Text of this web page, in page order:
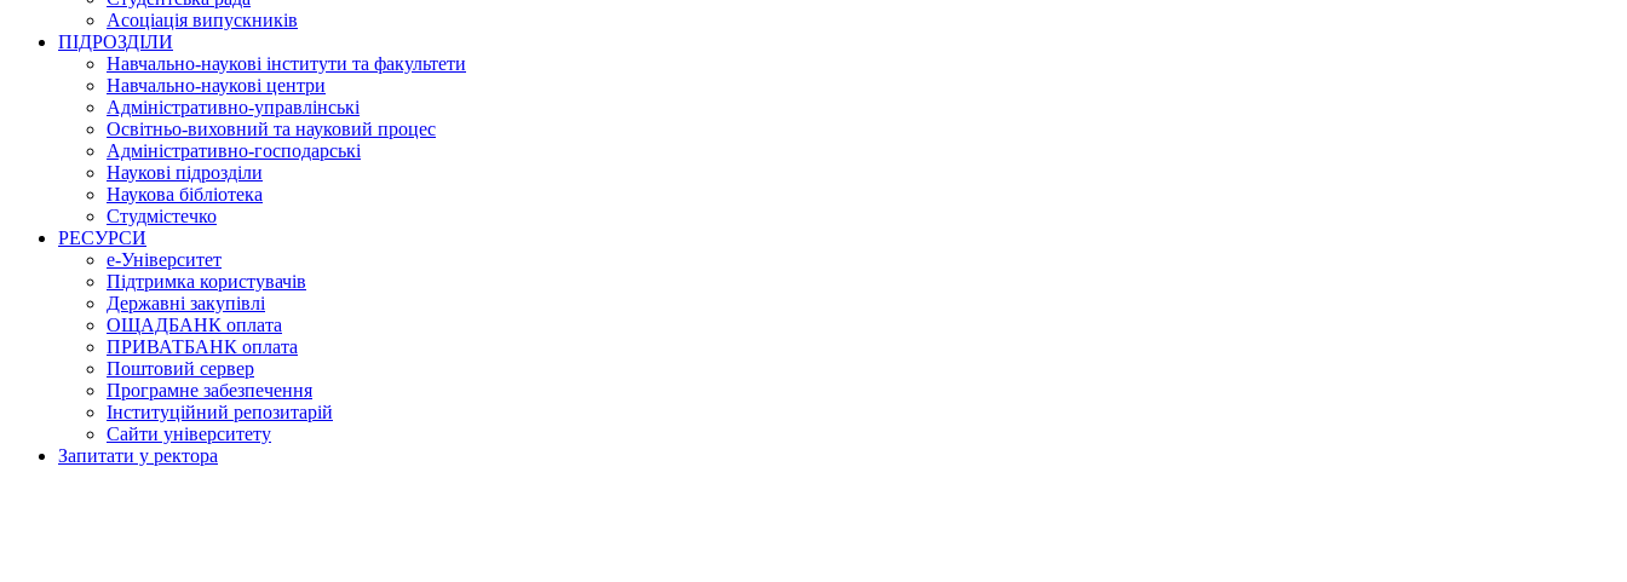
Асоціація випускників
ПІДРОЗДІЛИ
Навчально-наукові інститути та факультети
Навчально-наукові центри
Адміністративно-управлінські
Освітньо-виховний та науковий процес
Адміністративно-господарські
Наукові підрозділи
Наукова бібліотека
Студмістечко
РЕСУРСИ
е-Університет
Підтримка користувачів
Державні закупівлі
ОЩАДБАНК оплата
ПРИВАТБАНК оплата
Поштовий сервер
Програмне забезпечення
Інституційний репозитарій
Сайти університету
Запитати у ректора